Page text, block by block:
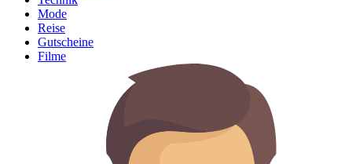
Mode
Reise
Gutscheine
Filme